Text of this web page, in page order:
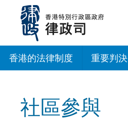
內
香港的法律制度 重要判決
社區參與